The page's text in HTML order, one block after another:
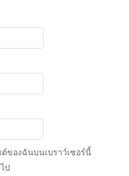
ของฉันบนเบราว์เซอร์นี้
ป